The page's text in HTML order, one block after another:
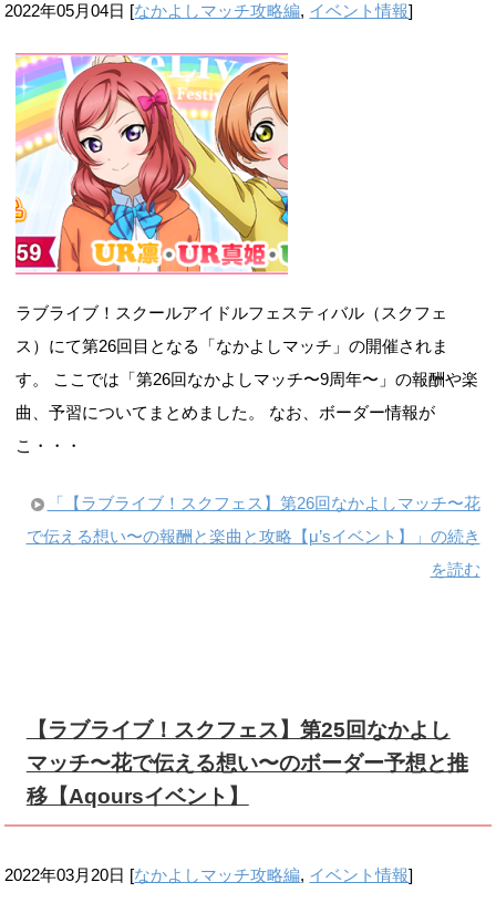
2022年05月04日 [なかよしマッチ攻略編, イベント情報]
ラブライブ！スクールアイドルフェスティバル（スクフェ
ス）にて第26回目となる「なかよしマッチ」の開催されま
す。 ここでは「第26回なかよしマッチ〜9周年〜」の報酬や楽
曲、予習についてまとめました。 なお、ボーダー情報が
こ・・・
「【ラブライブ！スクフェス】第26回なかよしマッチ〜花
で伝える想い〜の報酬と楽曲と攻略【μ’sイベント】」の続き
を読む
【ラブライブ！スクフェス】第25回なかよし
マッチ〜花で伝える想い〜のボーダー予想と推
移【Aqoursイベント】
2022年03月20日 [なかよしマッチ攻略編, イベント情報]